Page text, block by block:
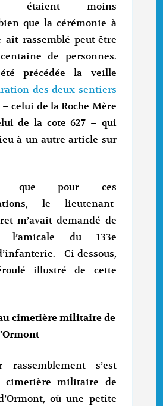
étaient moins
que la cérémonie à
ait rassemblé peut-être
de personnes.
précédée la veille
des deux sentiers
– celui de la Roche Mère
de la cote 627 – qui
à un autre article sur
que pour ces
le lieutenant-
m’avait demandé de
l’amicale du 133e
Ci-dessous,
illustré de cette
cimetière militaire de
s’est
cimetière militaire de
où une petite